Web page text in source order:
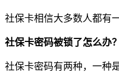
社保卡相信大多数人都有
社保卡密码被锁了怎么办？
社保卡密码有两种，一种